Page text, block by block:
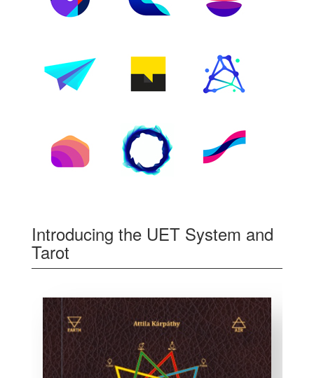
Introducing the UET System and
Tarot